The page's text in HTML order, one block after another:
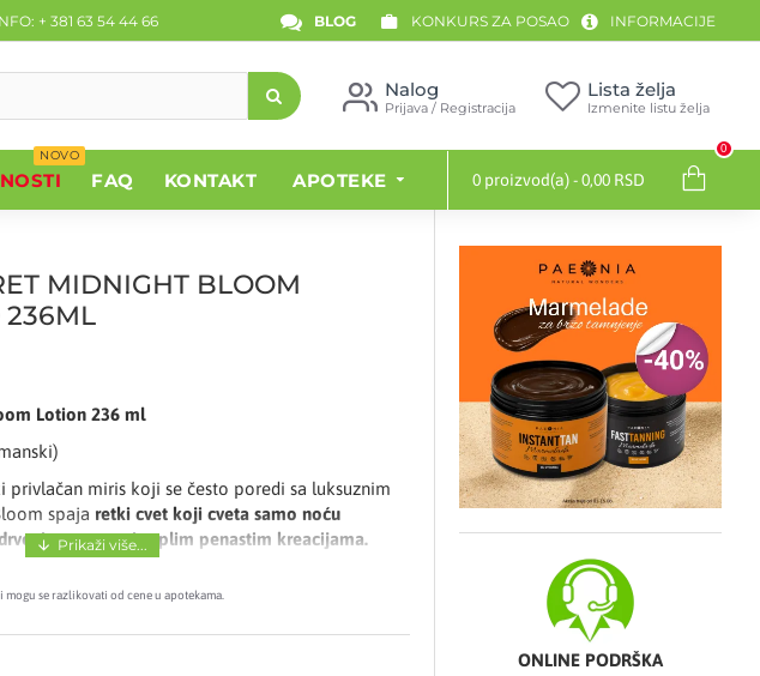
+ 381 63 54 44 66 BLOG KONKURS ZA POSAO INFORMACIJE
Nalog
Prijava / Registracija
Lista želja
Izmenite listu želja
NOVO
FAQ KONTAKT APOTEKE 0 proizvod(a) - 0,00 RSD
0
MIDNIGHT BLOOM
236ML
Lotion 236 ml
privlačan miris koji se često poredi sa luksuznim
spaja retki cvet koji cveta samo noću
notama i toplim penastim kreacijama.
noćne izlaske.
Woods)
se razlikovati od cene u apotekama.
ONLINE PODRŠKA